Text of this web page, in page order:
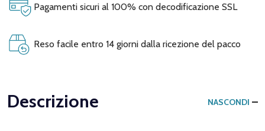
Pagamenti sicuri al 100% con decodificazione SSL
Reso facile entro 14 giorni dalla ricezione del pacco
Descrizione NASCONDI